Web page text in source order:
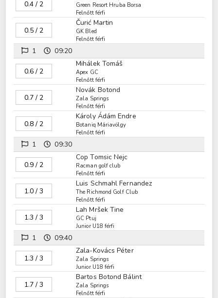
0.4 / 2
Green Resort Hruba Borsa
Felnőtt férfi
0.5 / 2
Čurić Martin
GK Bled
Felnőtt férfi
1 09:20
0.6 / 2
Mihálek Tomáš
Apex GC
Felnőtt férfi
0.7 / 2
Novák Botond
Zala Springs
Felnőtt férfi
0.8 / 2
Károly Ádám Endre
Botaniq Máriavölgy
Felnőtt férfi
1 09:30
0.9 / 2
Cop Tomsic Nejc
Racman golf club
Felnőtt férfi
1.0 / 3
Luis Schmahl Fernandez
The Richmond Golf Club
Felnőtt férfi
1.3 / 3
Lah Mršek Tine
GC Ptuj
Junior U18 férfi
1 09:40
1.3 / 3
Zala-Kovács Péter
Zala Springs
Junior U18 férfi
1.7 / 3
Bartos Botond Bálint
Zala Springs
Felnőtt férfi